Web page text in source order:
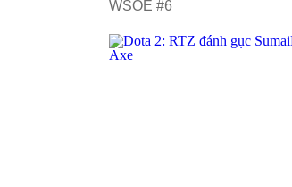
WSOE #6